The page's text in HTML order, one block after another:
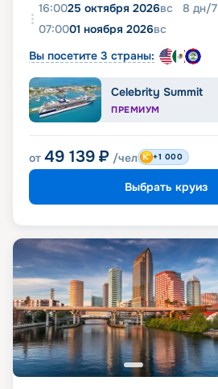
16:0025 октября 2026вс 8 дн/7
07:0001 ноября 2026вс
Вы посетите 3 страны:
Celebrity Summit
ПРЕМИУМ
от 49 139 ₽ /чел +1 000
Выбрать круиз